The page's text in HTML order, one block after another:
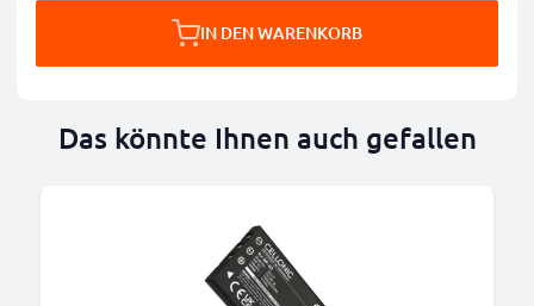
IN DEN WARENKORB
Das könnte Ihnen auch gefallen